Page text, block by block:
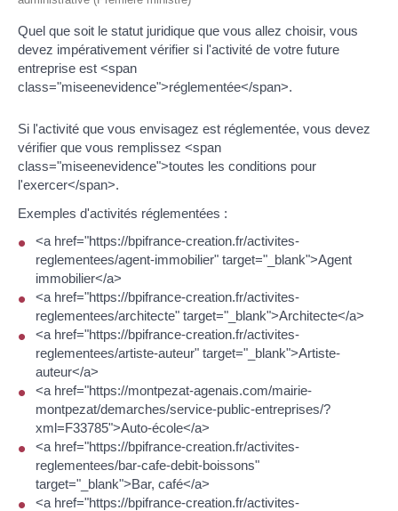
Quel que soit le statut juridique que vous allez choisir, vous
devez impérativement vérifier si l'activité de votre future
entreprise est <span
class="miseenevidence">réglementée</span>.
Si l'activité que vous envisagez est réglementée, vous devez
vérifier que vous remplissez <span
class="miseenevidence">toutes les conditions pour
l'exercer</span>.
Exemples d'activités réglementées :
<a href="https://bpifrance-creation.fr/activites-
reglementees/agent-immobilier" target="_blank">Agent
immobilier</a>
<a href="https://bpifrance-creation.fr/activites-
reglementees/architecte" target="_blank">Architecte</a>
<a href="https://bpifrance-creation.fr/activites-
reglementees/artiste-auteur" target="_blank">Artiste-
auteur</a>
<a href="https://montpezat-agenais.com/mairie-
montpezat/demarches/service-public-entreprises/?
xml=F33785">Auto-école</a>
<a href="https://bpifrance-creation.fr/activites-
reglementees/bar-cafe-debit-boissons"
target="_blank">Bar, café</a>
<a href="https://bpifrance-creation.fr/activites-